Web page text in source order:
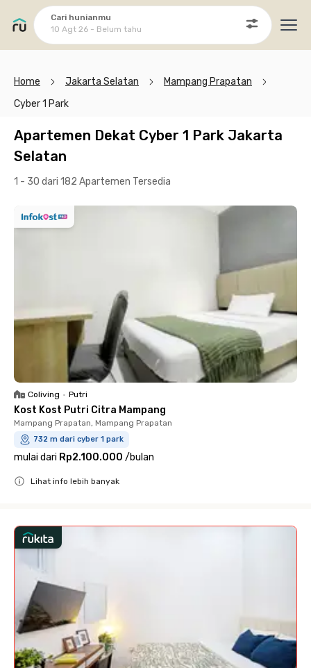
Cari hunianmu
10 Agt 26 - Belum tahu
Home Jakarta Selatan
Mampang Prapatan
Cyber 1 Park
Apartemen Dekat Cyber 1 Park Jakarta
Selatan
1 - 30 dari 182 Apartemen Tersedia
Coliving • Putri
Kost Kost Putri Citra Mampang
Mampang Prapatan, Mampang Prapatan
732 m dari cyber 1 park
mulai dari Rp2.100.000 /bulan
Lihat info lebih banyak